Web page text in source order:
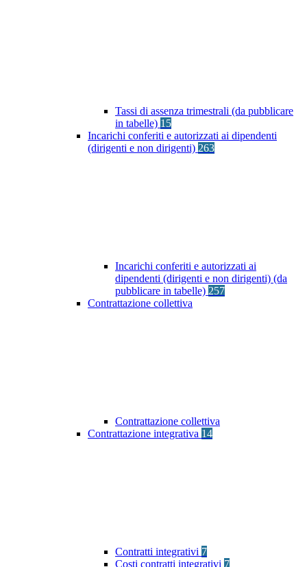
Tassi di assenza trimestrali (da pubblicare
in tabelle) 15
Incarichi conferiti e autorizzati ai dipendenti
(dirigenti e non dirigenti) 263
Incarichi conferiti e autorizzati ai
dipendenti (dirigenti e non dirigenti) (da
pubblicare in tabelle) 257
Contrattazione collettiva
Contrattazione collettiva
Contrattazione integrativa 14
Contratti integrativi 7
Costi contratti integrativi 7